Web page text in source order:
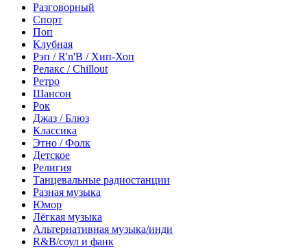
Разговорный
Спорт
Поп
Клубная
Рэп / R'n'B / Хип-Хоп
Релакс / Chillout
Ретро
Шансон
Рок
Джаз / Блюз
Классика
Этно / Фолк
Детское
Религия
Танцевальные радиостанции
Разная музыка
Юмор
Лёгкая музыка
Альтернативная музыка/инди
R&B/cоул и фанк